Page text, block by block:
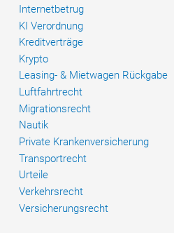
Internetbetrug
KI Verordnung
Kreditverträge
Krypto
Leasing- & Mietwagen Rückgabe
Luftfahrtrecht
Migrationsrecht
Nautik
Private Krankenversicherung
Transportrecht
Urteile
Verkehrsrecht
Versicherungsrecht